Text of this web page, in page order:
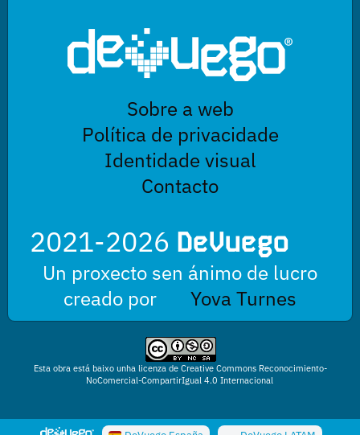
Sobre a web
Política de privacidade
Identidade visual
Contacto
2021-2026 DeVuego
Un proxecto sen ánimo de lucro
creado por
Yova Turnes
Esta obra está baixo unha licenza de Creative Commons Reconocimiento-
NoComercial-CompartirIgual 4.0 Internacional